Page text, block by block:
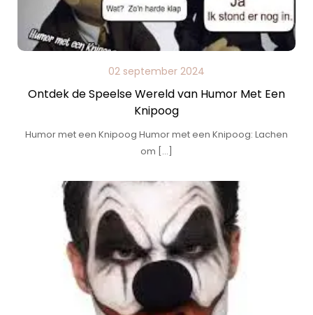
02 september 2024
Ontdek de Speelse Wereld van Humor Met Een
Knipoog
Humor met een Knipoog Humor met een Knipoog: Lachen
om […]